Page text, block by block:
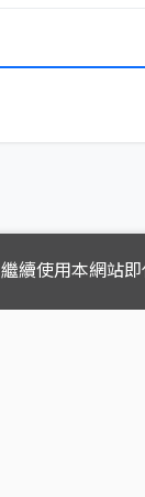
繼續使用本網站